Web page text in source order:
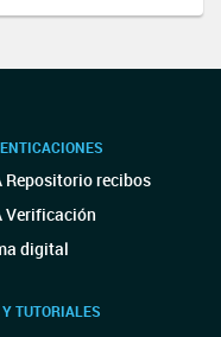
Repositorio recibos
Verificación
digital
Y TUTORIALES